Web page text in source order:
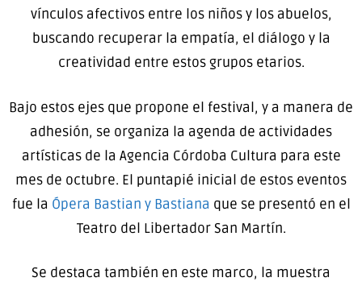
vínculos afectivos entre los niños y los abuelos,
buscando recuperar la empatía, el diálogo y la
creatividad entre estos grupos etarios.
Bajo estos ejes que propone el festival, y a manera de
adhesión, se organiza la agenda de actividades
artísticas de la Agencia Córdoba Cultura para este
mes de octubre. El puntapié inicial de estos eventos
fue la Ópera Bastian y Bastiana que se presentó en el
Teatro del Libertador San Martín.
Se destaca también en este marco, la muestra